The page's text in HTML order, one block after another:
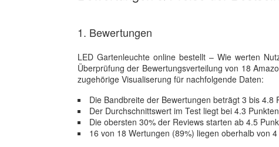
1. Bewertungen
LED Gartenleuchte online bestellt – Wie werten
Überprüfung der Bewertungsverteilung von 18
zugehörige Visualiserung für nachfolgende Daten:
Die Bandbreite der Bewertungen beträgt 3 bis 4.8
Der Durchschnittswert im Test liegt bei 4.3 Punkten
Die obersten 30% der Reviews starten ab 4.5
16 von 18 Wertungen (89%) liegen oberhalb von